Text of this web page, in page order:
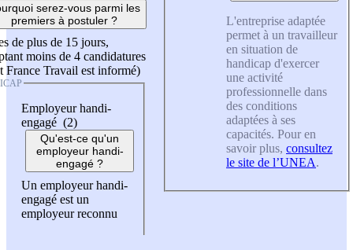
serez-vous parmi les
premiers à postuler ?
de plus de 15 jours,
moins de 4 candidatures
France Travail est informé)
Employeur handi-
engagé (2)
Qu'est-ce qu'un
employeur handi-
engagé ?
Un employeur handi-
engagé est un
employeur reconnu
L'entreprise adaptée
permet à un travailleur
en situation de
handicap d'exercer
une activité
professionnelle dans
des conditions
adaptées à ses
capacités. Pour en
savoir plus, consultez
le site de l’UNEA.